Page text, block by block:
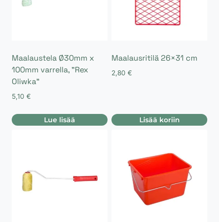
Maalaustela Ø30mm x
100mm varrella, ”Rex
Oliwka”
5,10 €
Lue lisää
Maalausritilä 26×31 cm
2,80 €
Lisää koriin